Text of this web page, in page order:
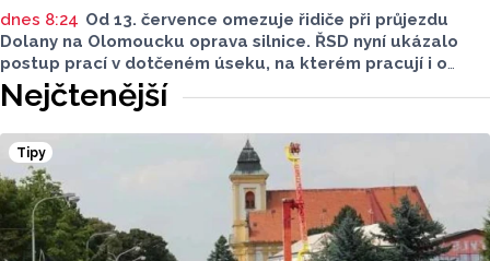
dnes 8:24 Od 13. července omezuje řidiče při průjezdu
Dolany na Olomoucku oprava silnice. ŘSD nyní ukázalo
postup prací v dotčeném úseku, na kterém pracují i o
víkendu. Stále zde platí kyvadlový provoz.
Nejčtenější
Tipy